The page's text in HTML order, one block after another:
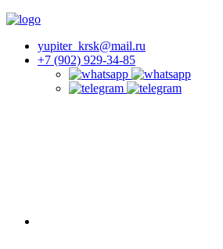
yupiter_krsk@mail.ru
+7 (902) 929-34-85